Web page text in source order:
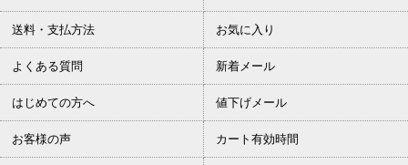
送料・支払方法 お気に入り
よくある質問 新着メール
はじめての方へ 値下げメール
お客様の声 カート有効時間